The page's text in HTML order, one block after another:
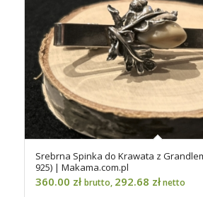
Srebrna Spinka do Krawata z
925) | Makama.com.pl
360.00 zł brutto, 292.68 złnetto